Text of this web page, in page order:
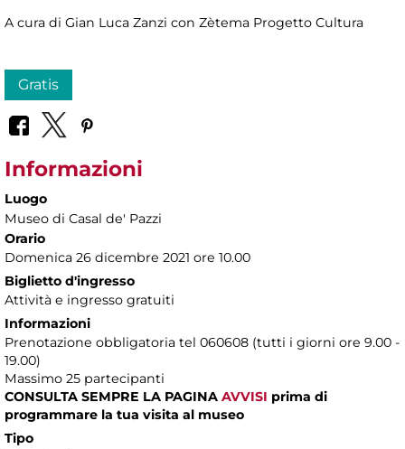
A cura di Gian Luca Zanzi con Zètema Progetto Cultura
Gratis
Informazioni
Luogo
Museo di Casal de' Pazzi
Orario
Domenica 26 dicembre 2021 ore 10.00
Biglietto d'ingresso
Attività e ingresso gratuiti
Informazioni
Prenotazione obbligatoria tel 060608 (tutti i giorni ore 9.00 -
19.00)
Massimo 25 partecipanti
CONSULTA SEMPRE LA PAGINA AVVISI prima di
programmare la tua visita al museo
Tipo